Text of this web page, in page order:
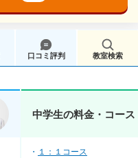
口コミ評判 教室検索
中学生の料金・コース
１：１コース